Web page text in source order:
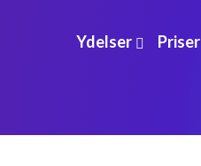
Ydelser Priser